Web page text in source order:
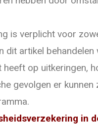
is verplicht voor
dit artikel
op uitkeringen,
gevolgen er kunnen
in